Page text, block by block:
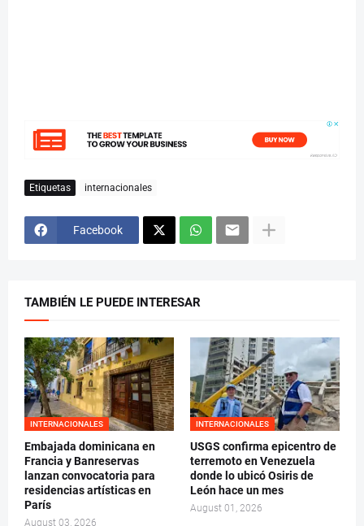
Etiquetas internacionales
Facebook
TAMBIÉN LE PUEDE INTERESAR
INTERNACIONALES
Embajada dominicana en
Francia y Banreservas
lanzan convocatoria para
residencias artísticas en
París
August 03, 2026
INTERNACIONALES
USGS confirma epicentro de
terremoto en Venezuela
donde lo ubicó Osiris de
León hace un mes
August 01, 2026